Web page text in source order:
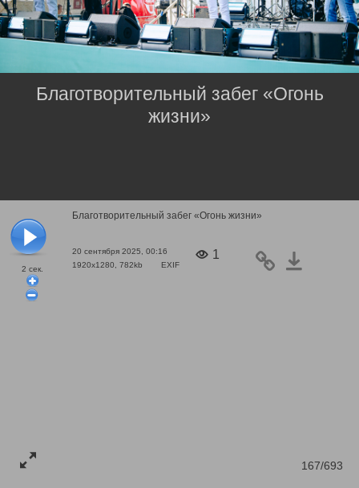
2 сек.
Благотворительный забег «Огонь жизни»
20 сентября 2025, 00:16
1920x1280, 782kb
EXIF
1
167/693
Благотворительный забег «Огонь
жизни»